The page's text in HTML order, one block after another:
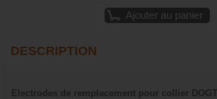
Ajouter au panier
DESCRIPTION
Electrodes de remplacement pour collier